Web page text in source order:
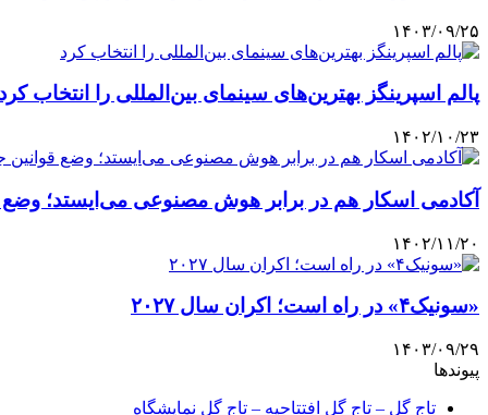
۱۴۰۳/۰۹/۲۵
پالم اسپرینگز بهترین‌های سینمای بین‌المللی را انتخاب کرد
۱۴۰۲/۱۰/۲۳
آکادمی اسکار هم در برابر هوش مصنوعی می‌ایستد؛ وضع
۱۴۰۲/۱۱/۲۰
«سونیک۴» در راه است؛ اکران سال ۲۰۲۷
۱۴۰۳/۰۹/۲۹
پیوندها
تاج گل – تاج گل افتتاحیه – تاج گل نمایشگاه